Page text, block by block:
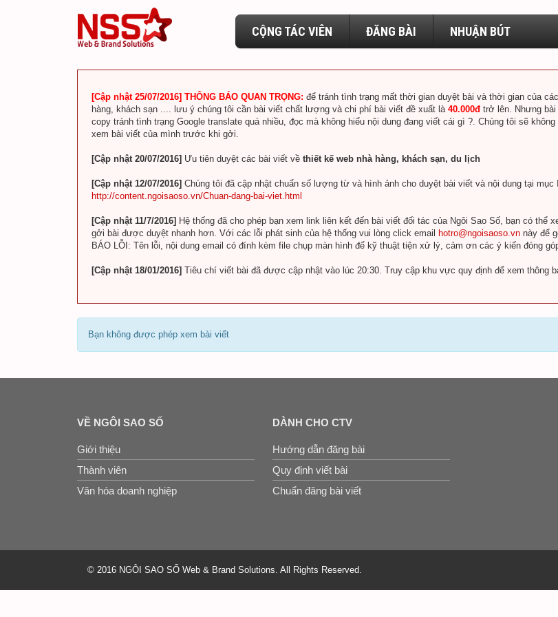
CỘNG TÁC VIÊN ĐĂNG BÀI NHUẬN BÚT
[Cập nhật 25/07/2016] THÔNG BÁO QUAN TRỌNG: để tránh tình trạng mất thời gian duyệt bài và thời gian của
hàng, khách sạn .... lưu ý chúng tôi cần bài viết chất lượng và chi phí bài viết đề xuất là 40.000đ trở lên. Nhưng
copy tránh tình trạng Google translate quá nhiều, đọc mà không hiểu nội dung đang viết cái gì ?. Chúng tôi sẽ
xem bài viết của mình trước khi gởi.
[Cập nhật 20/07/2016] Ưu tiên duyệt các bài viết về thiết kế web nhà hàng, khách sạn, du lịch
[Cập nhật 12/07/2016] Chúng tôi đã cập nhật chuẩn số lượng từ và hình ảnh cho duyệt bài viết và nội dung tại mục
http://content.ngoisaoso.vn/Chuan-dang-bai-viet.html
[Cập nhật 11/7/2016] Hệ thống đã cho phép bạn xem link liên kết đến bài viết đối tác của Ngôi Sao Số, bạn có
gởi bài được duyệt nhanh hơn. Với các lỗi phát sinh của hệ thống vui lòng click email
hotro@ngoisaoso.vn này để
BÁO LỖI: Tên lỗi, nội dung email có đính kèm file chụp màn hình để kỹ thuật tiện xử lý, cảm ơn các ý kiến đóng
[Cập nhật 18/01/2016] Tiêu chí viết bài đã được cập nhật vào lúc 20:30. Truy cập khu vực quy định để xem thông
Bạn không được phép xem bài viết
VỀ NGÔI SAO SỐ
Giới thiệu
Thành viên
Văn hóa doanh nghiệp
DÀNH CHO CTV
Hướng dẫn đăng bài
Quy định viết bài
Chuẩn đăng bài viết
© 2016 NGÔI SAO SỐ Web & Brand Solutions. All Rights Reserved.